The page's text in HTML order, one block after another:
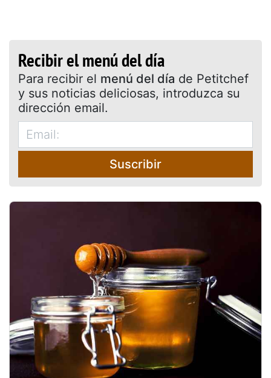
Recibir el menú del día
Para recibir el menú del día de Petitchef
y sus noticias deliciosas, introduzca su
dirección email.
Suscribir